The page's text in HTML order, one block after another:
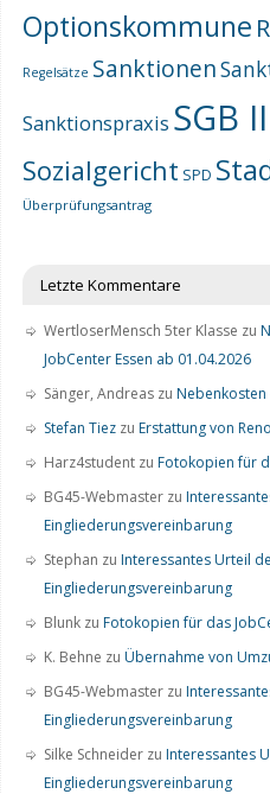
Optionskommune
Regelsätze Sanktionen
Sanktionspraxis SGB II
Sozialgericht SPD
Überprüfungsantrag
Letzte Kommentare
WertloserMensch 5ter Klasse zu
JobCenter Essen ab 01.04.2026
Sänger, Andreas zu Nebenkosten
Stefan Tiez zu Erstattung von
Harz4student zu Fotokopien für
BG45-Webmaster zu
Eingliederungsvereinbarung
Stephan zu Interessantes Urteil
Eingliederungsvereinbarung
Blunk zu Fotokopien für das
K. Behne zu Übernahme von
BG45-Webmaster zu
Eingliederungsvereinbarung
Silke Schneider zu Interessantes
Eingliederungsvereinbarung